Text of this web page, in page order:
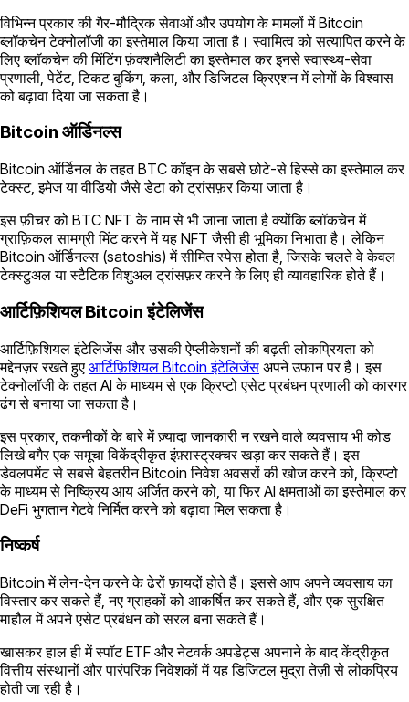
विभिन्न प्रकार की गैर-मौद्रिक सेवाओं और उपयोग के मामलों में Bitcoin
ब्लॉकचेन टेक्नोलॉजी का इस्तेमाल किया जाता है। स्वामित्व को सत्यापित करने के
लिए ब्लॉकचेन की मिंटिंग फ़ंक्शनैलिटी का इस्तेमाल कर इनसे स्वास्थ्य-सेवा
प्रणाली, पेटेंट, टिकट बुकिंग, कला, और डिजिटल क्रिएशन में लोगों के विश्वास
को बढ़ावा दिया जा सकता है।
Bitcoin ऑर्डिनल्स
Bitcoin ऑर्डिनल के तहत BTC कॉइन के सबसे छोटे-से हिस्से का इस्तेमाल कर
टेक्स्ट, इमेज या वीडियो जैसे डेटा को ट्रांसफ़र किया जाता है।
इस फ़ीचर को BTC NFT के नाम से भी जाना जाता है क्योंकि ब्लॉकचेन में
ग्राफ़िकल सामग्री मिंट करने में यह NFT जैसी ही भूमिका निभाता है। लेकिन
Bitcoin ऑर्डिनल्स (satoshis) में सीमित स्पेस होता है, जिसके चलते वे केवल
टेक्स्टुअल या स्टैटिक विशुअल ट्रांसफ़र करने के लिए ही व्यावहारिक होते हैं।
आर्टिफ़िशियल Bitcoin इंटेलिजेंस
आर्टिफ़िशियल इंटेलिजेंस और उसकी ऐप्लीकेशनों की बढ़ती लोकप्रियता को
मद्देनज़र रखते हुए आर्टिफ़िशियल Bitcoin इंटेलिजेंस अपने उफान पर है। इस
टेक्नोलॉजी के तहत AI के माध्यम से एक क्रिप्टो एसेट प्रबंधन प्रणाली को कारगर
ढंग से बनाया जा सकता है।
इस प्रकार, तकनीकों के बारे में ज़्यादा जानकारी न रखने वाले व्यवसाय भी कोड
लिखे बगैर एक समूचा विकेंद्रीकृत इंफ़्रास्ट्रक्चर खड़ा कर सकते हैं। इस
डेवलपमेंट से सबसे बेहतरीन Bitcoin निवेश अवसरों की खोज करने को, क्रिप्टो
के माध्यम से निष्क्रिय आय अर्जित करने को, या फिर AI क्षमताओं का इस्तेमाल कर
DeFi भुगतान गेटवे निर्मित करने को बढ़ावा मिल सकता है।
निष्कर्ष
Bitcoin में लेन-देन करने के ढेरों फ़ायदों होते हैं। इससे आप अपने व्यवसाय का
विस्तार कर सकते हैं, नए ग्राहकों को आकर्षित कर सकते हैं, और एक सुरक्षित
माहौल में अपने एसेट प्रबंधन को सरल बना सकते हैं।
खासकर हाल ही में स्पॉट ETF और नेटवर्क अपडेट्स अपनाने के बाद केंद्रीकृत
वित्तीय संस्थानों और पारंपरिक निवेशकों में यह डिजिटल मुद्रा तेज़ी से लोकप्रिय
होती जा रही है।